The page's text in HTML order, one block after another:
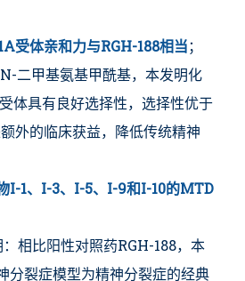
受体亲和力与RGH-188相当；
二甲基氨基甲酰基，本发明化
体具有良好选择性，选择性优于
外的临床获益，降低传统精神
I-1、I-3、I-5、I-9和I-10的MTD
相比阳性对照药RGH-188，本
分裂症模型为精神分裂症的经典